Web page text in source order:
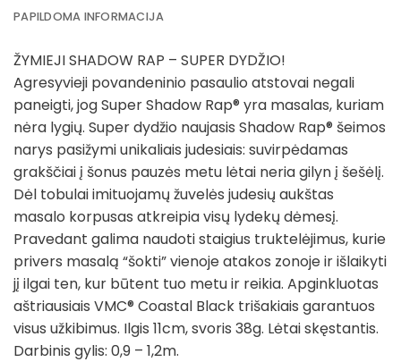
PAPILDOMA INFORMACIJA
ŽYMIEJI SHADOW RAP – SUPER DYDŽIO!
Agresyvieji povandeninio pasaulio atstovai negali
paneigti, jog Super Shadow Rap® yra masalas, kuriam
nėra lygių. Super dydžio naujasis Shadow Rap® šeimos
narys pasižymi unikaliais judesiais: suvirpėdamas
grakščiai į šonus pauzės metu lėtai neria gilyn į šešėlį.
Dėl tobulai imituojamų žuvelės judesių aukštas
masalo korpusas atkreipia visų lydekų dėmesį.
Pravedant galima naudoti staigius truktelėjimus, kurie
privers masalą “šokti” vienoje atakos zonoje ir išlaikyti
jį ilgai ten, kur būtent tuo metu ir reikia. Apginkluotas
aštriausiais VMC® Coastal Black trišakiais garantuos
visus užkibimus. Ilgis 11cm, svoris 38g. Lėtai skęstantis.
Darbinis gylis: 0,9 – 1,2m.